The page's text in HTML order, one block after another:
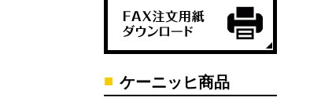
ケーニッヒ商品